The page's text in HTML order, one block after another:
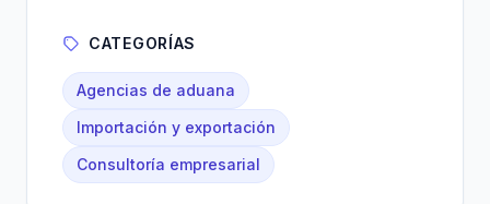
CATEGORÍAS
Agencias de aduana
Importación y exportación
Consultoría empresarial